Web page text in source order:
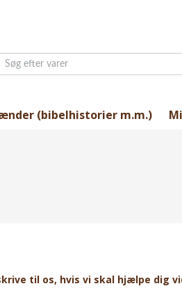
(bibelhistorier m.m.)
til os, hvis vi skal hjælpe dig